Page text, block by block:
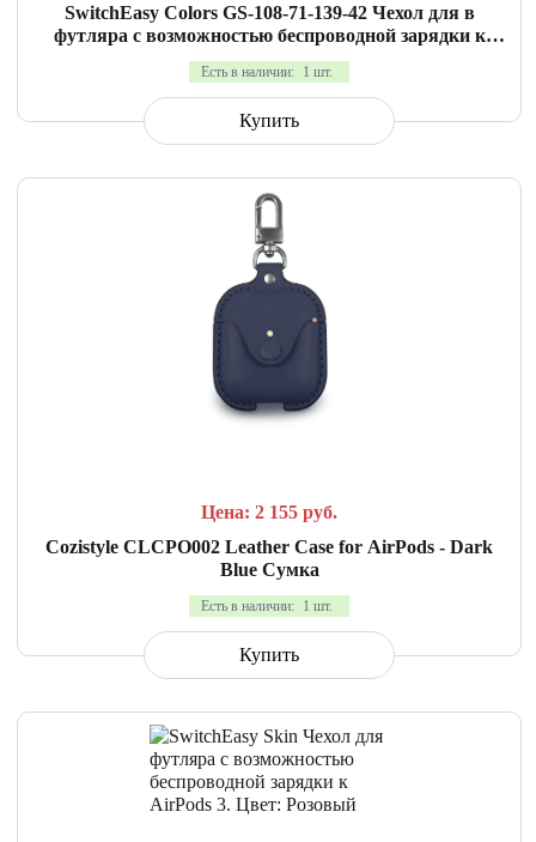
SwitchEasy Colors GS-108-71-139-42 Чехол для в
футляра с возможностью беспроводной зарядки к
AirPods 2. Материал силикон. Цвет голубой
Есть в наличии: 1 шт.
Купить
Цена: 2 155 руб.
Cozistyle CLCPO002 Leather Case for AirPods - Dark
Blue Сумка
Есть в наличии: 1 шт.
Купить